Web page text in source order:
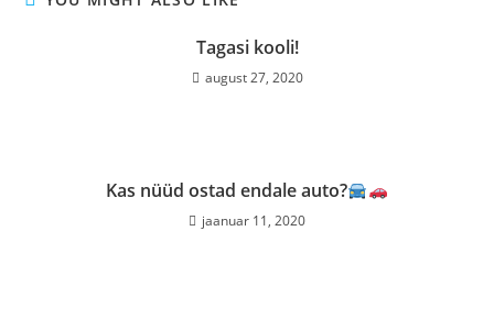
Tagasi kooli!
august 27, 2020
Kas nüüd ostad endale auto?
jaanuar 11, 2020